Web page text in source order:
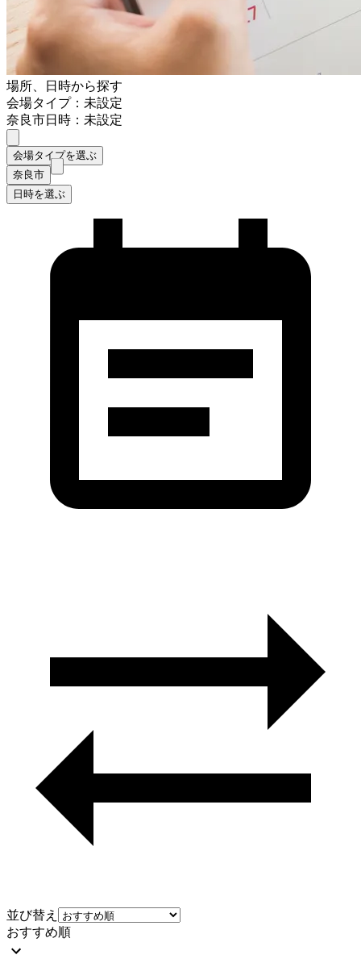
場所、日時から探す
会場タイプ：未設定
奈良市日時：未設定
会場タイプを選ぶ
奈良市
日時を選ぶ
並び替え
おすすめ順